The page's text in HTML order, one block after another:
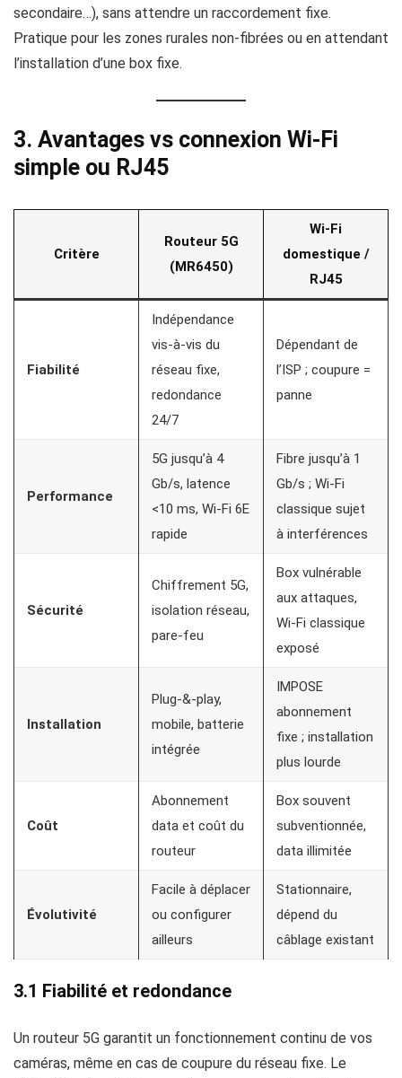
secondaire…), sans attendre un raccordement fixe.
Pratique pour les zones rurales non‑fibrées ou en attendant
l’installation d’une box fixe.
3. Avantages vs connexion Wi‑Fi
simple ou RJ45
Critère
Routeur 5G
(MR6450)
Wi‑Fi
domestique /
RJ45
Fiabilité
Indépendance
vis‑à‑vis du
réseau fixe,
redondance
24/7
Dépendant de
l’ISP ; coupure =
panne
Performance
5G jusqu’à 4
Gb/s, latence
<10 ms, Wi‑Fi 6E
rapide
Fibre jusqu’à 1
Gb/s ; Wi‑Fi
classique sujet
à interférences
Sécurité
Chiffrement 5G,
isolation réseau,
pare‑feu
Box vulnérable
aux attaques,
Wi‑Fi classique
exposé
Installation
Plug‑&‑play,
mobile, batterie
intégrée
IMPOSE
abonnement
fixe ; installation
plus lourde
Coût
Abonnement
data et coût du
routeur
Box souvent
subventionnée,
data illimitée
Évolutivité
Facile à déplacer
ou configurer
ailleurs
Stationnaire,
dépend du
câblage existant
3.1 Fiabilité et redondance
Un routeur 5G garantit un fonctionnement continu de vos
caméras, même en cas de coupure du réseau fixe. Le